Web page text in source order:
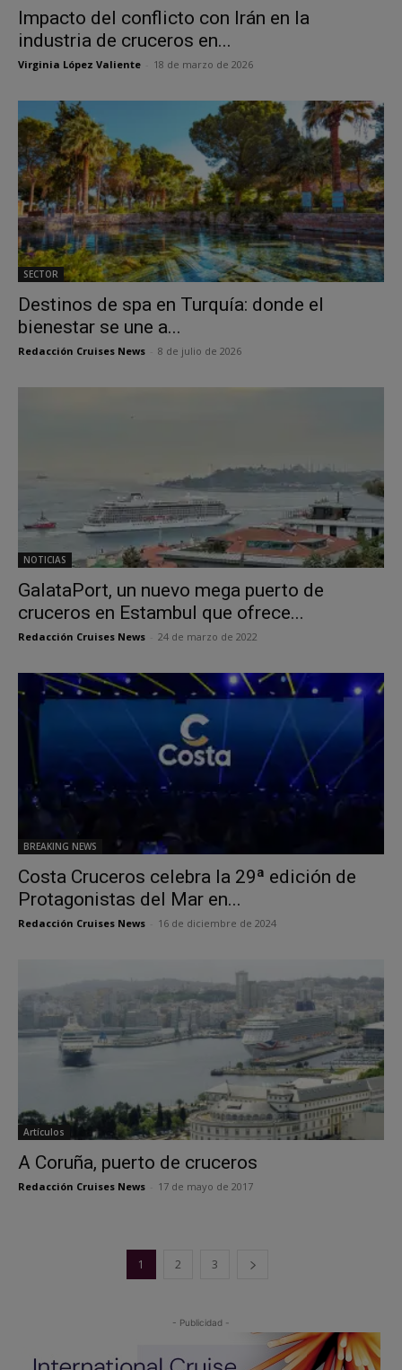
Impacto del conflicto con Irán en la
industria de cruceros en...
Virginia López Valiente 18 de marzo de 2026
SECTOR
Destinos de spa en Turquía: donde el
bienestar se une a...
Redacción Cruises News 8 de julio de 2026
NOTICIAS
GalataPort, un nuevo mega puerto de
cruceros en Estambul que ofrece...
Redacción Cruises News 24 de marzo de 2022
BREAKING NEWS
Costa Cruceros celebra la 29ª edición de
Protagonistas del Mar en...
Redacción Cruises News 16 de diciembre de 2024
Artículos
A Coruña, puerto de cruceros
Redacción Cruises News 17 de mayo de 2017
1 2 3
- Publicidad -